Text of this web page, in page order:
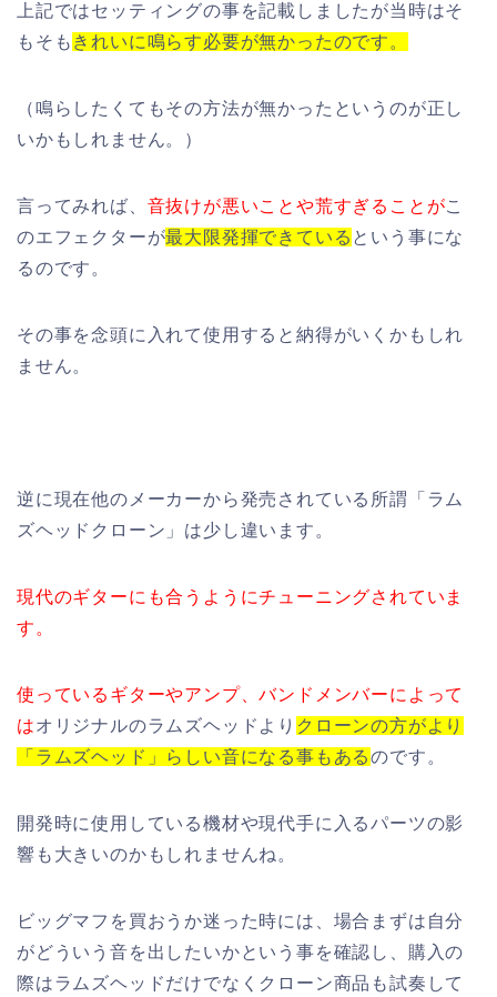
上記ではセッティングの事を記載しましたが当時はそ
もそも きれいに鳴らす必要が無かったのです。
（鳴らしたくてもその方法が無かったというのが正し
いかもしれません。）
言ってみれば、 音抜けが悪いことや荒すぎることがこ
のエフェクターが最大限発揮できている という事にな
るのです。
その事を念頭に入れて使用すると納得がいくかもしれ
ません。
逆に現在他のメーカーから発売されている所謂「ラム
ズヘッドクローン」は少し違います。
現代のギターにも合うようにチューニングされていま
す。
使っているギターやアンプ、バンドメンバーによって
はオリジナルのラムズヘッドより クローンの方がより
「ラムズヘッド」らしい音になる事もあるのです。
開発時に使用している機材や現代手に入るパーツの影
響も大きいのかもしれませんね。
ビッグマフを買おうか迷った時には、場合まずは自分
がどういう音を出したいかという事を確認し、購入の
際はラムズヘッドだけでなくクローン商品も試奏して